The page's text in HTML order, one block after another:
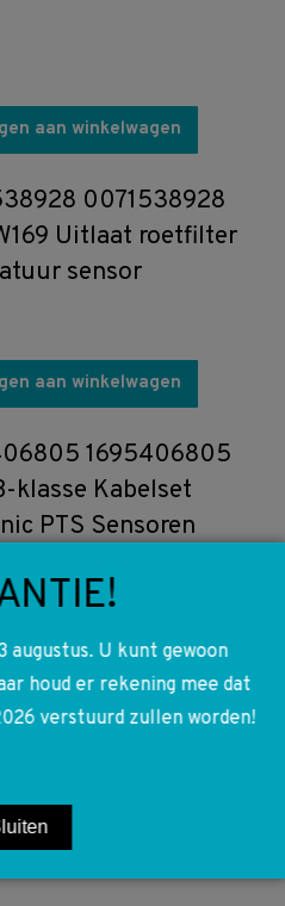
aan winkelwagen
0071538928
Uitlaat roetfilter
sensor
aan winkelwagen
1695406805
klasse Kabelset
PTS Sensoren
aan winkelwagen
2048708626
W216 W221 Media
UCI
augustus. U kunt gewoon
houd er rekening mee dat
verstuurd zullen worden!